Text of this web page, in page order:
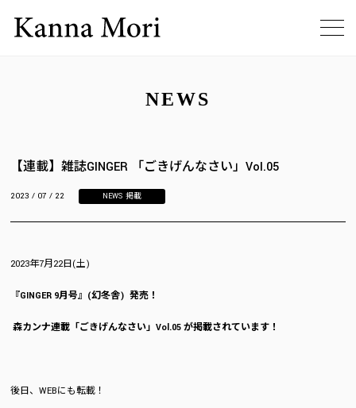
NEWS
【連載】雑誌GINGER 「ごきげんなさい」Vol.05
2023 / 07 / 22 NEWS ,掲載
2023年7月22日(土)
『GINGER 9月号』(幻冬舎) 発売！
森カンナ連載「ごきげんなさい」Vol.05 が掲載されています！
後日、WEBにも転載！